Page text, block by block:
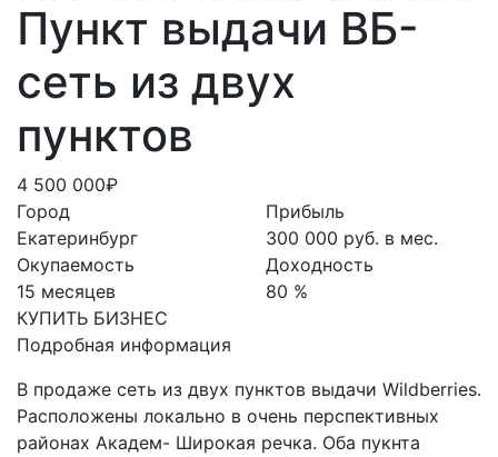
Пункт выдачи ВБ-
сеть из двух
пунктов
4 500 000₽
Город
Екатеринбург
Окупаемость
15 месяцев
КУПИТЬ БИЗНЕС
Прибыль
300 000 руб. в мес.
Доходность
80 %
Подробная информация
В продаже сеть из двух пунктов выдачи Wildberries.
Расположены локально в очень перспективных
районах Академ- Широкая речка. Оба пукнта